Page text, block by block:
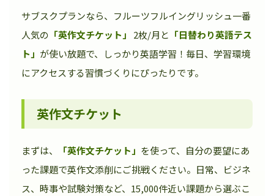
サブスクプランなら、フルーツフルイングリッシュ一番
人気の 「英作文チケット」 2枚/月と 「日替わり英語テス
ト」 が使い放題で、しっかり英語学習！毎日、学習環境
にアクセスする習慣づくりにぴったりです。
英作文チケット
まずは、 「英作文チケット」 を使って、自分の要望にあ
った課題で英作文添削にご挑戦ください。日常、ビジネ
ス、時事や試験対策など、15,000件近い課題から選ぶこ